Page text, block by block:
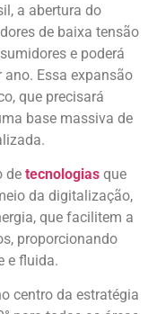
a abertura do
de baixa tensão
e poderá
Essa expansão
que precisará
base massiva de
de tecnologias que
da digitalização,
que facilitem a
proporcionando
e fluida.
centro da estratégia